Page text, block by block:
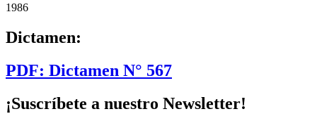
1986
Dictamen:
PDF: Dictamen N° 567
¡Suscríbete a nuestro Newsletter!